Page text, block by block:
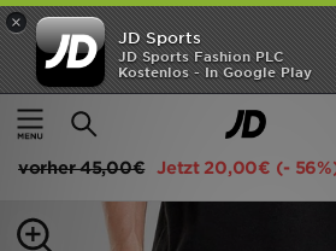
×
JD Sports
JD Sports Fashion PLC
Kostenlos - In Google Play
Home
Herren Herrenbekleidung
Unlike Humans Rocco Jeans
vorher45,00€ Jetzt 20,00€ (-
ANGEBOTE
Neuheiten